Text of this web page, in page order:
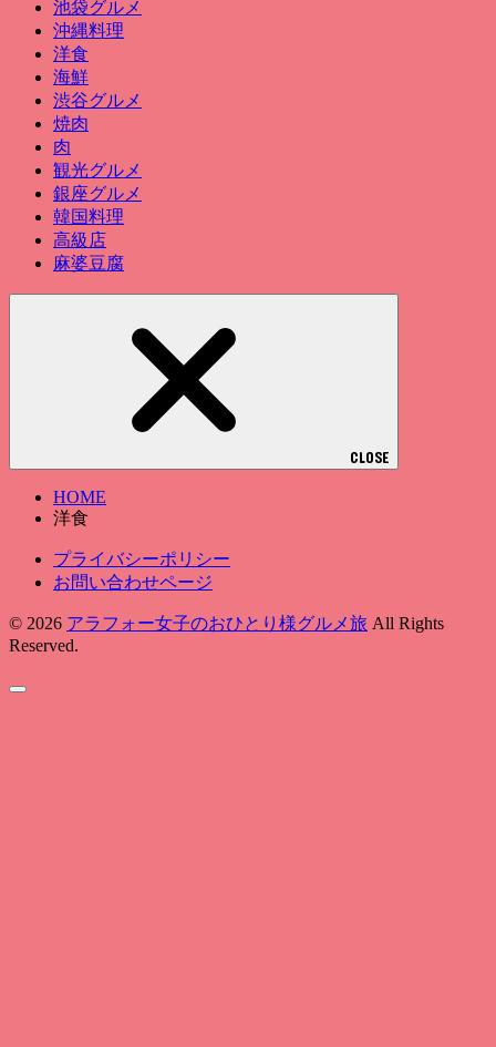
池袋グルメ
沖縄料理
洋食
海鮮
渋谷グルメ
焼肉
肉
観光グルメ
銀座グルメ
韓国料理
高級店
麻婆豆腐
CLOSE
HOME
洋食
プライバシーポリシー
お問い合わせページ
© 2026 アラフォー女子のおひとり様グルメ旅 All Rights
Reserved.